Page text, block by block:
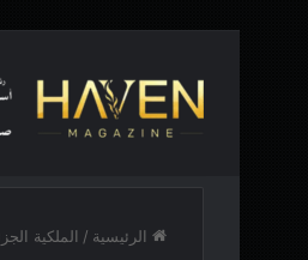
أخبار عاجلة “تماثيلٌ ذات
الرئيسية / الملكية